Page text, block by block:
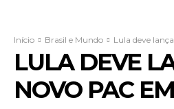
Início Brasil e Mundo Lula deve
LULA DEVE
NOVO PAC